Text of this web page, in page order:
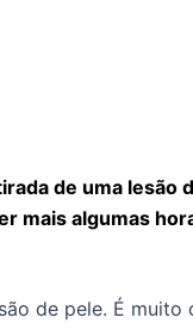
de uma lesão
mais algumas
de pele. É muito